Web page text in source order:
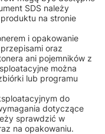
SDS należy
na stronie
i opakowanie
oraz
ani pojemników z
można
lub programu
do
dotyczące
sprawdzić w
na opakowaniu.